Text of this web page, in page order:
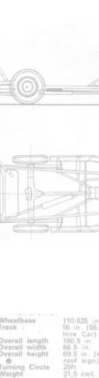
m?me
est
stops until it